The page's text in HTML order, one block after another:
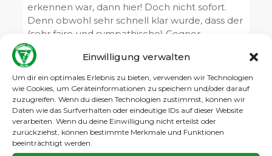
Einwilligung verwalten
Um dir ein optimales Erlebnis zu bieten, verwenden wir Technologien
wie Cookies, um Geräteinformationen zu speichern und/oder darauf
zuzugreifen. Wenn du diesen Technologien zustimmst, können wir
Daten wie das Surfverhalten oder eindeutige IDs auf dieser Website
verarbeiten. Wenn du deine Einwilligung nicht erteilst oder
zurückziehst, können bestimmte Merkmale und Funktionen
beeinträchtigt werden.
erkennen war, dann hier! Doch nicht sofort.
Denn obwohl sehr schnell klar wurde, dass der
(sehr faire und sympathische) Gegner
komplett überfordert war, nutzten unsere
Jungs die Chancen nicht konsequent genug
und leisteten sich überdies hinten
vermeidbare Fehler, die allerdings ohne
Folgen blieben….
In der Halbzeit (4:0) fand der Coach sehr klare
und deutliche Worte, die nicht nur Gehör –
sondern auch umgesetzte Beachtung fanden.